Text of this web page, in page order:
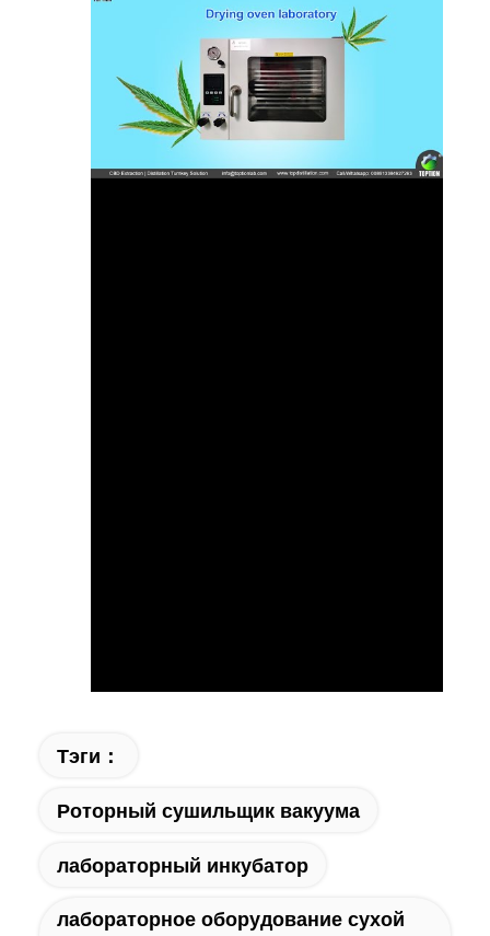
Тэги：
Роторный сушильщик вакуума
лабораторный инкубатор
лабораторное оборудование сухой